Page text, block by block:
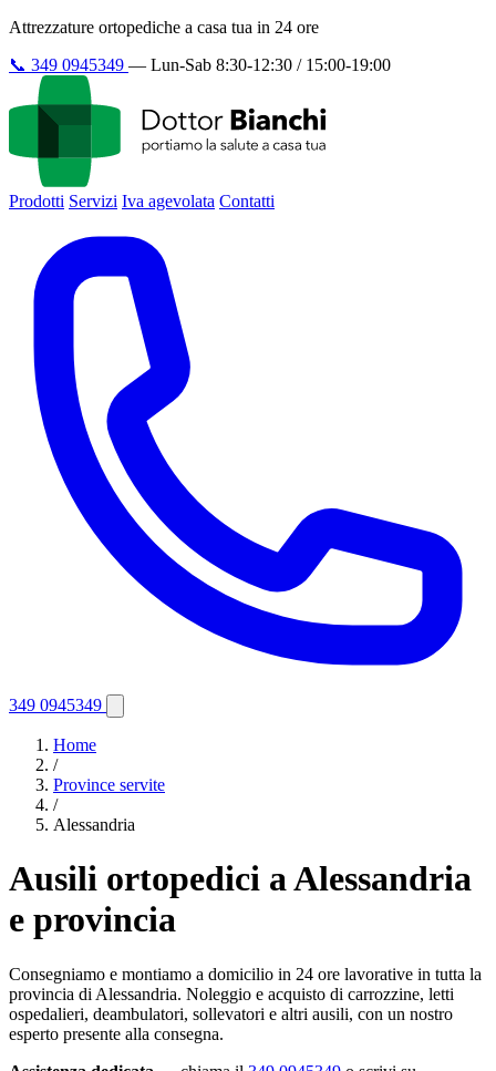
Attrezzature ortopediche a casa tua in 24 ore
📞 349 0945349 — Lun-Sab 8:30-12:30 / 15:00-19:00
Prodotti Servizi Iva agevolata Contatti
349 0945349
Home
/
Province servite
/
Alessandria
Ausili ortopedici a Alessandria
e provincia
Consegniamo e montiamo a domicilio in 24 ore lavorative in tutta la
provincia di Alessandria. Noleggio e acquisto di carrozzine, letti
ospedalieri, deambulatori, sollevatori e altri ausili, con un nostro
esperto presente alla consegna.